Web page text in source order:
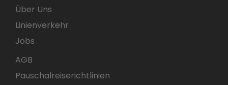
Über Uns
Linienverkehr
Jobs
AGB
Pauschalreiserichtlinien